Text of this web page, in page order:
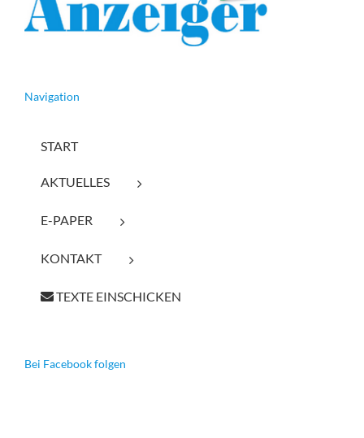
Navigation
START
AKTUELLES
E-PAPER
KONTAKT
TEXTE EINSCHICKEN
Bei Facebook folgen